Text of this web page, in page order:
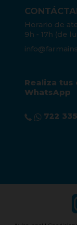
Horario de
9h - 17h (de
Realiza
WhatsApp
722